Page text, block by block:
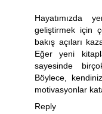
Hayatımızda
geliştirmek için
bakış açıları
Eğer yeni
sayesinde
Böylece,
motivasyonlar
Reply